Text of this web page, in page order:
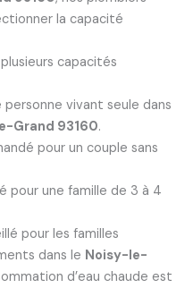
la capacité
capacités
vivant seule dans
Grand 93160.
pour un couple sans
pour une famille de 3 à 4
pour les familles
dans le Noisy-le-
d’eau chaude est